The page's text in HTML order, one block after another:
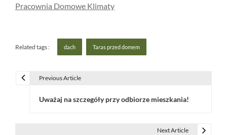
Pracownia Domowe Klimaty
Related tags : dach Taras przed domem
Previous Article
Uważaj na szczegóły przy odbiorze mieszkania!
Next Article